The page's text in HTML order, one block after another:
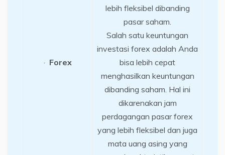
· Forex
lebih fleksibel dibanding
pasar saham.
Salah satu keuntungan
investasi forex adalah Anda
bisa lebih cepat
menghasilkan keuntungan
dibanding saham. Hal ini
dikarenakan jam
perdagangan pasar forex
yang lebih fleksibel dan juga
mata uang asing yang